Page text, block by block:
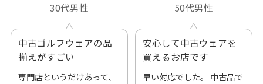
30代男性
中古ゴルフウェアの品
揃えがすごい
専門店というだけあって、
50代男性
安心して中古ウェアを
買えるお店です
早い対応でした。 中古品で